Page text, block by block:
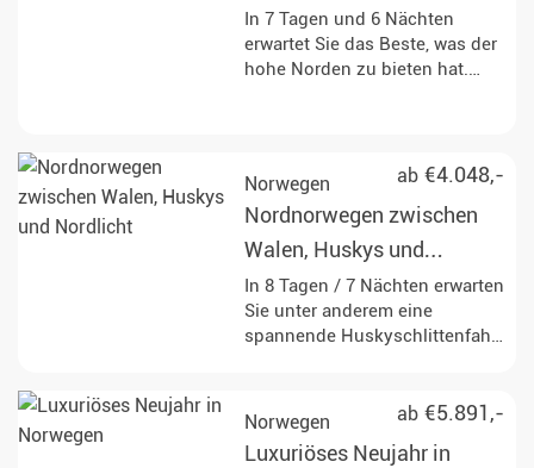
Schneemobil und einer
Schneeschuhwanderung.
In 7 Tagen und 6 Nächten
erwartet Sie das Beste, was der
hohe Norden zu bieten hat.
traditionelle sowie einzigartige
Aktivitäten.
ab €4.048,-
Norwegen
Nordnorwegen zwischen
Walen, Huskys und
Nordlicht
In 8 Tagen / 7 Nächten erwarten
Sie unter anderem eine
spannende Huskyschlittenfahrt
Ruhe der arktischen Natur.
ab €5.891,-
Norwegen
Luxuriöses Neujahr in